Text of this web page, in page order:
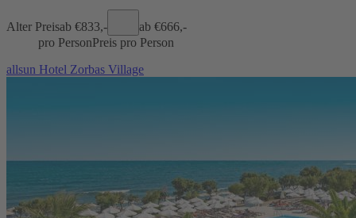
Alter Preisab €833,- ab €666,-
pro PersonPreis pro Person
allsun Hotel Zorbas Village